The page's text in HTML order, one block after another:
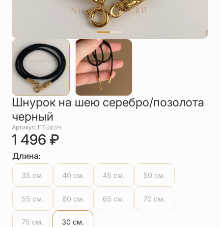
Цепи
Чётки
Шнурки на
шею
Другое
Шнурок на шею серебро/позолота
черный
Артикул: ГТШсзЧ
1 496 ₽
Длина:
35 см. 40 см. 45 см. 50 см.
55 см. 60 см. 65 см. 70 см.
75 см. 30 см.